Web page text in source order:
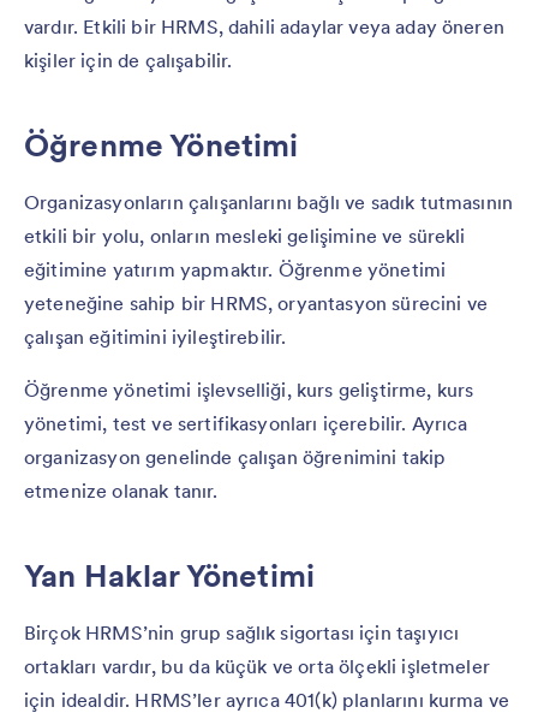
vardır. Etkili bir HRMS, dahili adaylar veya aday öneren
kişiler için de çalışabilir.
Öğrenme Yönetimi
Organizasyonların çalışanlarını bağlı ve sadık tutmasının
etkili bir yolu, onların mesleki gelişimine ve sürekli
eğitimine yatırım yapmaktır. Öğrenme yönetimi
yeteneğine sahip bir HRMS, oryantasyon sürecini ve
çalışan eğitimini iyileştirebilir.
Öğrenme yönetimi işlevselliği, kurs geliştirme, kurs
yönetimi, test ve sertifikasyonları içerebilir. Ayrıca
organizasyon genelinde çalışan öğrenimini takip
etmenize olanak tanır.
Yan Haklar Yönetimi
Birçok HRMS’nin grup sağlık sigortası için taşıyıcı
ortakları vardır, bu da küçük ve orta ölçekli işletmeler
için idealdir. HRMS’ler ayrıca 401(k) planlarını kurma ve